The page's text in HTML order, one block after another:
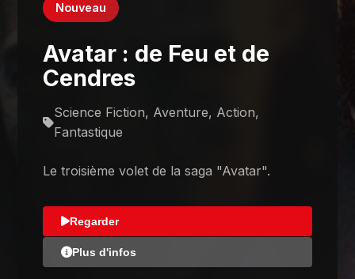
Nouveau
Avatar : de Feu et de
Cendres
Science Fiction, Aventure, Action,
Fantastique
Le troisième volet de la saga "Avatar".
Regarder
Plus d'infos